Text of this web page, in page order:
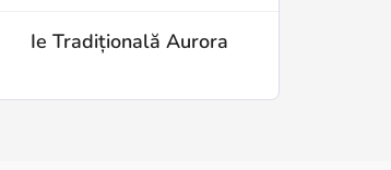
Ie Tradițională Aurora